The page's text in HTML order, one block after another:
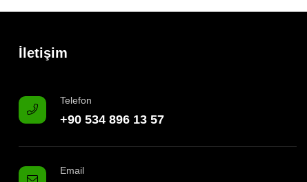
İletişim
Telefon
+90 534 896 13 57
Email